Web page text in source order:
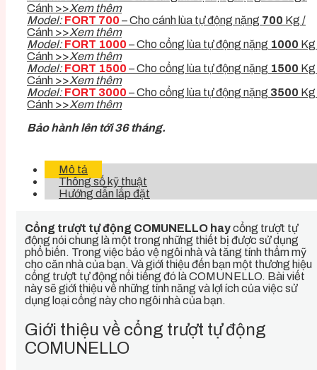
Cánh >>Xem thêm
Model: FORT 700 – Cho cánh lùa tự động nặng 700 Kg /
Cánh >>Xem thêm
Model: FORT 1000 – Cho cổng lùa tự động nặng 1000 Kg
Cánh >>Xem thêm
Model: FORT 1500 – Cho cổng lùa tự động nặng 1500 Kg
Cánh >>Xem thêm
Model: FORT 3000 – Cho cổng lùa tự động nặng 3500 Kg
Cánh >>Xem thêm
Bảo hành lên tới 36 tháng.
Mô tả
Thông số kỹ thuật
Hướng dẫn lắp đặt
Cổng trượt tự động COMUNELLO haycổng trượt tự
động nói chung là một trong những thiết bị được sử dụng
phổ biến. Trong việc bảo vệ ngôi nhà và tăng tính thẩm mỹ
cho căn nhà của bạn. Và giới thiệu đến bạn một thương hiệu
cổng trượt tự động nổi tiếng đó là COMUNELLO. Bài viết
này sẽ giới thiệu về những tính năng và lợi ích của việc sử
dụng loại cổng này cho ngôi nhà của bạn.
Giới thiệu về cổng trượt tự động
COMUNELLO